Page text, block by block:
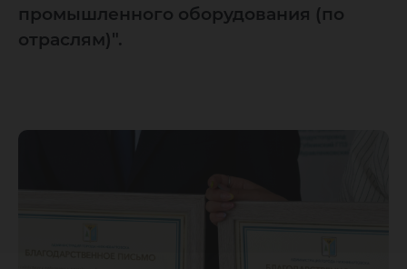
промышленного оборудования (по
отраслям)".